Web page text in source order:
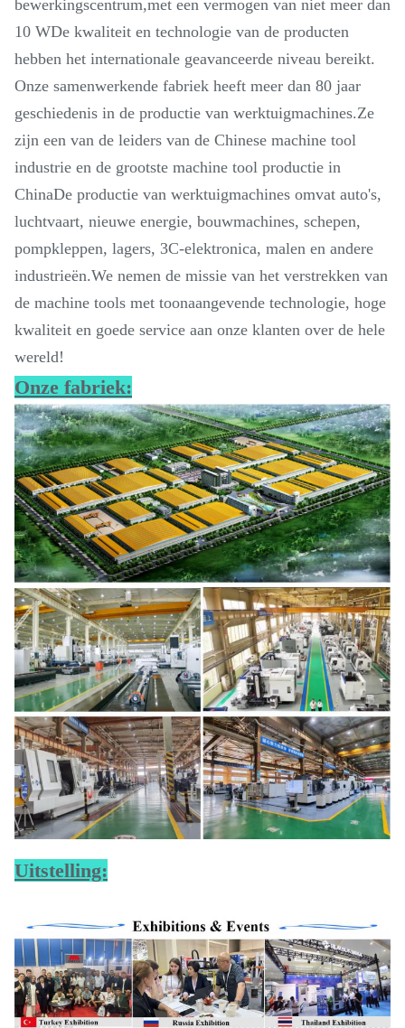
bewerkingscentrum,met een vermogen van niet meer dan
10 WDe kwaliteit en technologie van de producten
hebben het internationale geavanceerde niveau bereikt.
Onze samenwerkende fabriek heeft meer dan 80 jaar
geschiedenis in de productie van werktuigmachines.Ze
zijn een van de leiders van de Chinese machine tool
industrie en de grootste machine tool productie in
ChinaDe productie van werktuigmachines omvat auto's,
luchtvaart, nieuwe energie, bouwmachines, schepen,
pompkleppen, lagers, 3C-elektronica, malen en andere
industrieën.We nemen de missie van het verstrekken van
de machine tools met toonaangevende technologie, hoge
kwaliteit en goede service aan onze klanten over de hele
wereld!
Onze fabriek:
Uitstelling: